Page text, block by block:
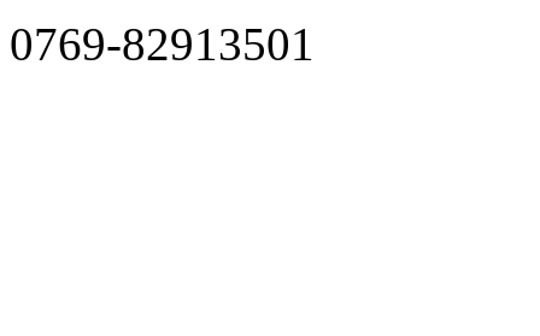
0769-82913501